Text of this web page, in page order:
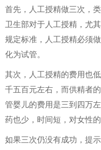
首先，人工授精做三次，
卫生部对于人工授精，尤
规定标准，人工授精必须
化为试管。
其次，人工授精的费用也
千五百元左右，而供精者
管婴儿的费用是三到四万
药也少，时间短，对女性
如果三次仍没有成功，提